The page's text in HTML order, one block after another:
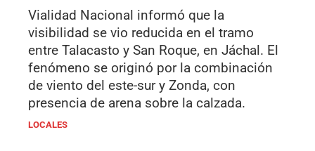
Vialidad Nacional informó que la
visibilidad se vio reducida en el tramo
entre Talacasto y San Roque, en Jáchal. El
fenómeno se originó por la combinación
de viento del este-sur y Zonda, con
presencia de arena sobre la calzada.
LOCALES